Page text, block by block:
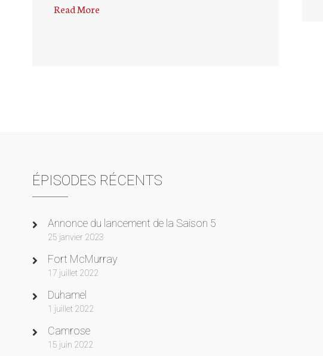
Read More
ÉPISODES RÉCENTS
Annonce du lancement de la Saison 5
25 janvier 2023
Fort McMurray
17 juillet 2022
Duhamel
1 juillet 2022
Camrose
15 juin 2022